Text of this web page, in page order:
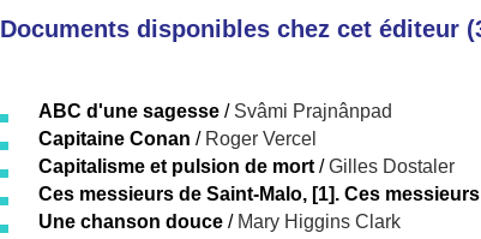
Documents disponibles chez cet éditeur (
ABC d'une sagesse / Svâmi Prajnânpad
Capitaine Conan / Roger Vercel
Capitalisme et pulsion de mort /Gilles Dostaler
Ces messieurs de Saint-Malo, [1]. Ces
Une chanson douce / Mary Higgins Clark